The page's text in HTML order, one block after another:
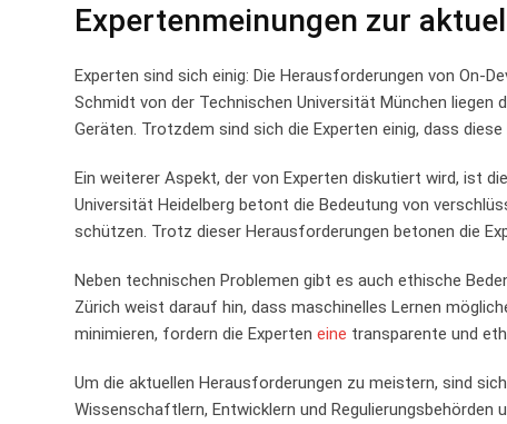
Expertenmeinungen ⁣zur
Experten ⁢sind sich⁢ einig: Die Herausforderungen von On-
Schmidt⁣ von ​der⁤ Technischen⁢ Universität München ⁢liegen
Geräten. Trotzdem sind sich ⁤die ‌Experten ​einig, dass diese
Ein weiterer⁤ Aspekt, der‌ von Experten diskutiert ⁣wird, ist
Universität ⁢Heidelberg ⁣betont die Bedeutung von
schützen. Trotz dieser Herausforderungen betonen die
Neben technischen Problemen gibt⁣ es auch ‍ethische
Zürich weist darauf hin,‍ dass maschinelles Lernen
minimieren,⁣ fordern die Experten⁤ eine transparente‌ und⁤
Um ⁢die aktuellen⁢ Herausforderungen‍ zu meistern,⁣ sind
Wissenschaftlern, Entwicklern und⁣